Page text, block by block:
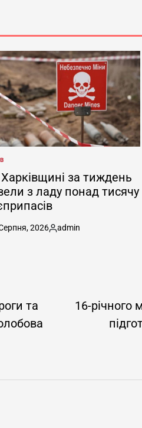
за тиждень
з ладу понад тисячу
2026
Опубліковано
admin
та
16-